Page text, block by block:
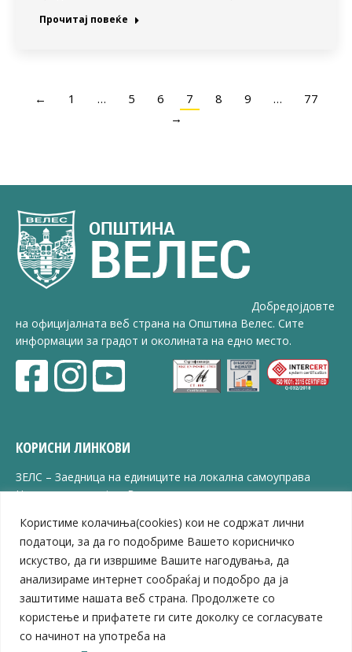
Користиме колачиња(cookies) кои не содржат лични
податоци, за да го подобриме Вашето корисничко
искуство, да ги извршиме Вашите нагодувања, да
анализираме интернет сообраќај и подобро да ја
заштитиме нашата веб страна. Продолжете со
користење и прифатете ги сите доколку се согласувате
со начинот на употреба на
Прочитај повеќе
← 1 … 5 6 7 8 9 …
77
→
Добредојдовте
на официјалната веб страна на Општина Велес. Сите
информации за градот и околината на едно место.
КОРИСНИ ЛИНКОВИ
ЗЕЛС – Заедница на единиците на локална самоуправа
Центар за развој на Вардарски плански регион
ЈПССО „Парк – спорт и паркинзи“
ЛБ „Гоце Делчев“
ЛУ „Народен Музеј“
Влада на Република Северна Македонија
Собрание на Република Северна Македонија
Министерство за финансии
Министерство за транспорт